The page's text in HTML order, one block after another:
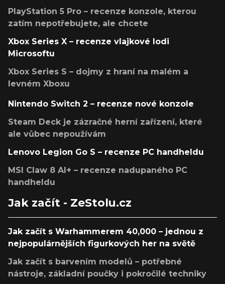
PlayStation 5 Pro – recenze konzole, kterou
zatím nepotřebujete, ale chcete
Xbox Series X – recenze vlajkové lodi
Microsoftu
Xbox Series S – dojmy z hraní na malém a
levném Xboxu
Nintendo Switch 2 – recenze nové konzole
Steam Deck je zázračné herní zařízení, které
ale vůbec nepoužívám
Lenovo Legion Go S – recenze PC handheldu
MSI Claw 8 AI+ – recenze nadupaného PC
handheldu
Jak začít - ZeStolu.cz
Jak začít s Warhammerem 40,000 – jednou z
nejpopulárnějších figurkových her na světě
Jak začít s barvením modelů – potřebné
nástroje, základní poučky i pokročilé techniky